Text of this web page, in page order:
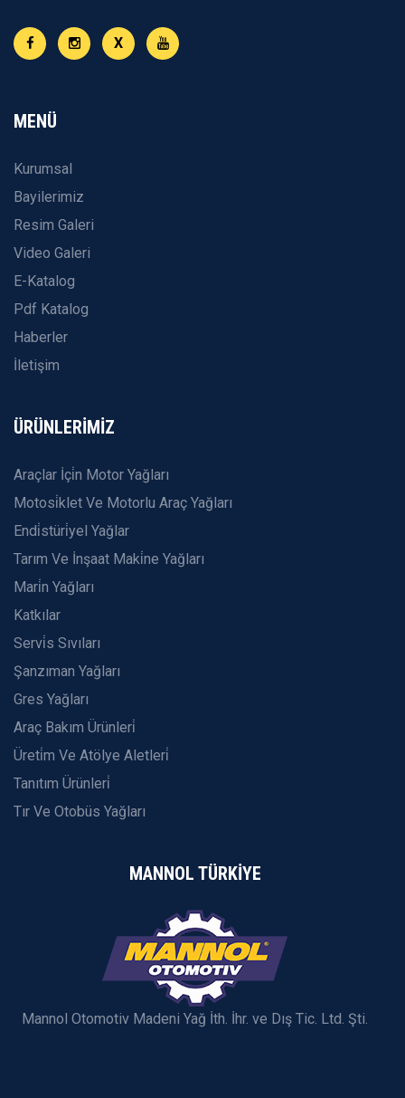
X
MENÜ
Kurumsal
Bayilerimiz
Resim Galeri
Video Galeri
E-Katalog
Pdf Katalog
Haberler
İletişim
ÜRÜNLERİMİZ
Araçlar İçi̇n Motor Yağları
Motosi̇klet Ve Motorlu Araç Yağları
Endi̇stüri̇yel Yağlar
Tarım Ve İnşaat Maki̇ne Yağları
Mari̇n Yağları
Katkılar
Servi̇s Sıvıları
Şanzıman Yağları
Gres Yağları
Araç Bakım Ürünleri̇
Üreti̇m Ve Atölye Aletleri̇
Tanıtım Ürünleri̇
Tır Ve Otobüs Yağları
MANNOL TÜRKİYE
Mannol Otomotiv Madeni Yağ İth. İhr. ve Dış Tic. Ltd. Şti.